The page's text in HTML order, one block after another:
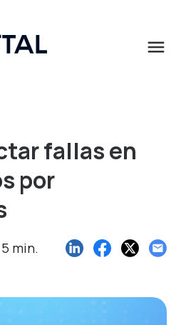
menu
fallas en
por
min.